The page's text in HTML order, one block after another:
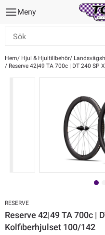
Meny
Hem Hjul & Hjultillbehör
Reserve 42|49 TA 700c | DT 240 SP
RESERVE
Reserve 42|49 TA 700c |
Kolfiberhjulset 100/142